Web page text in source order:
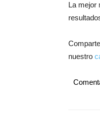
La mejor
nuestro